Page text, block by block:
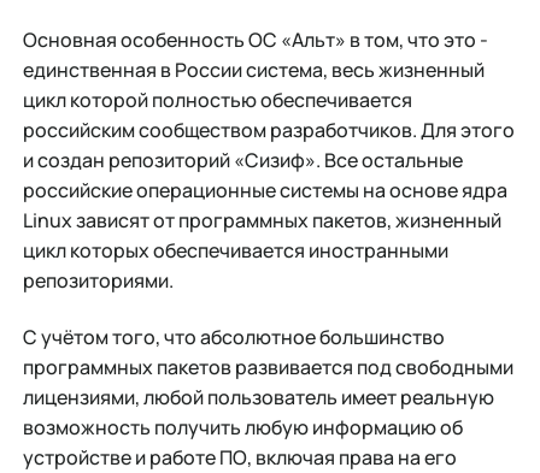
Основная особенность ОС «Альт» в том, что это -
единственная в России система, весь жизненный
цикл которой полностью обеспечивается
российским сообществом разработчиков. Для этого
и создан репозиторий «Сизиф». Все остальные
российские операционные системы на основе ядра
Linux зависят от программных пакетов, жизненный
цикл которых обеспечивается иностранными
репозиториями.
С учётом того, что абсолютное большинство
программных пакетов развивается под свободными
лицензиями, любой пользователь имеет реальную
возможность получить любую информацию об
устройстве и работе ПО, включая права на его